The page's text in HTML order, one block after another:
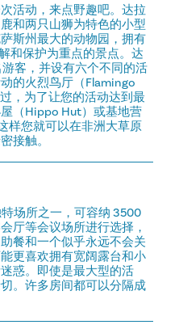
活动，来点野趣吧。达拉
和两只山狮为特色的小型
斯州最大的动物园，拥有
和保护为重点的景点。达
客，并设有六个不同的活
的火烈鸟厅（Flamingo
，为了让您的活动达到最
（Hippo Hut）或基地营
样您就可以在非洲大草原
接触。
场所之一，可容纳 3500
厅等会议场所进行选择，
餐和一个似乎永远不会关
更喜欢拥有宽阔露台和小
惑。即使是最大型的活
。许多房间都可以分隔成